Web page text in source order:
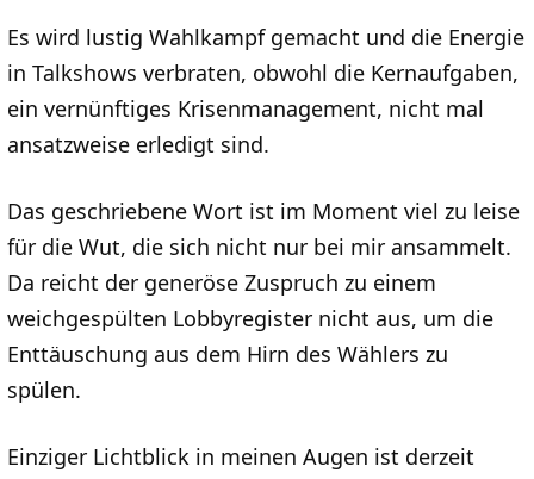
Es wird lustig Wahlkampf gemacht und die Energie
in Talkshows verbraten, obwohl die Kernaufgaben,
ein vernünftiges Krisenmanagement, nicht mal
ansatzweise erledigt sind.
Das geschriebene Wort ist im Moment viel zu leise
für die Wut, die sich nicht nur bei mir ansammelt.
Da reicht der generöse Zuspruch zu einem
weichgespülten Lobbyregister nicht aus, um die
Enttäuschung aus dem Hirn des Wählers zu
spülen.
Einziger Lichtblick in meinen Augen ist derzeit